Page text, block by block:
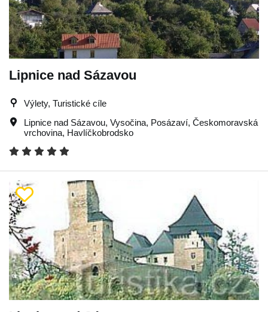
Lipnice nad Sázavou
Výlety, Turistické cíle
Lipnice nad Sázavou, Vysočina, Posázaví, Českomoravská
vrchovina, Havlíčkobrodsko